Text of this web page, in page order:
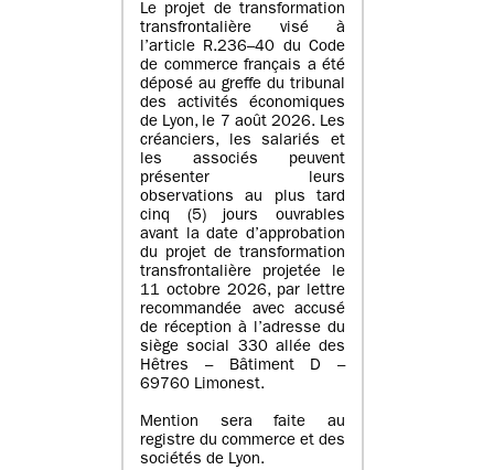
Le projet de transformation
transfrontalière visé à
l’article R.236–40 du Code
de commerce français a été
déposé au greffe du tribunal
des activités économiques
de Lyon, le 7 août 2026. Les
créanciers, les salariés et
les associés peuvent
présenter leurs
observations au plus tard
cinq (5) jours ouvrables
avant la date d’approbation
du projet de transformation
transfrontalière projetée le
11 octobre 2026, par lettre
recommandée avec accusé
de réception à l’adresse du
siège social 330 allée des
Hêtres – Bâtiment D –
69760 Limonest.
Mention sera faite au
registre du commerce et des
sociétés de Lyon.